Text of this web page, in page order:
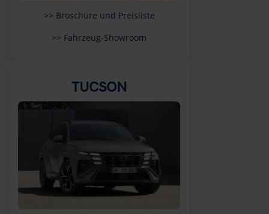
>> Broschüre und Preisliste
>> Fahrzeug-Showroom
TUCSON